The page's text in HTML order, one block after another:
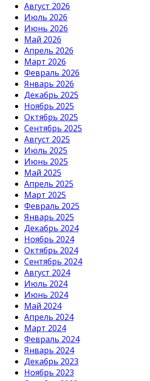
Август 2026
Июль 2026
Июнь 2026
Май 2026
Апрель 2026
Март 2026
Февраль 2026
Январь 2026
Декабрь 2025
Ноябрь 2025
Октябрь 2025
Сентябрь 2025
Август 2025
Июль 2025
Июнь 2025
Май 2025
Апрель 2025
Март 2025
Февраль 2025
Январь 2025
Декабрь 2024
Ноябрь 2024
Октябрь 2024
Сентябрь 2024
Август 2024
Июль 2024
Июнь 2024
Май 2024
Апрель 2024
Март 2024
Февраль 2024
Январь 2024
Декабрь 2023
Ноябрь 2023